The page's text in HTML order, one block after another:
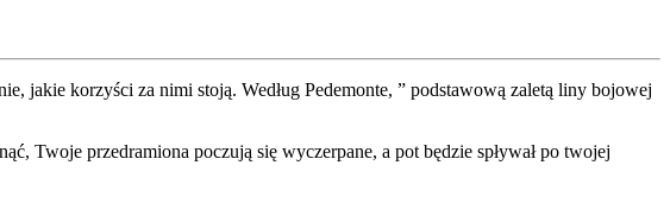
jakie korzyści za nimi stoją. Według Pedemonte, ” podstawową zaletą liny bojowej
Twoje przedramiona poczują się wyczerpane, a pot będzie spływał po twojej